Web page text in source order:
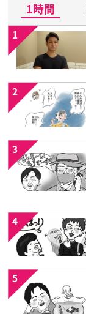
1時間
1
2
3
4
5